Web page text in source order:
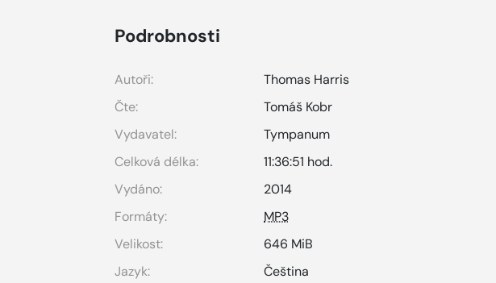
Podrobnosti
Autoři:
Thomas Harris
Čte:
Tomáš Kobr
Vydavatel:
Tympanum
Celková délka:
11:36:51 hod.
Vydáno:
2014
Formáty:
MP3
Velikost:
646 MiB
Jazyk:
Čeština